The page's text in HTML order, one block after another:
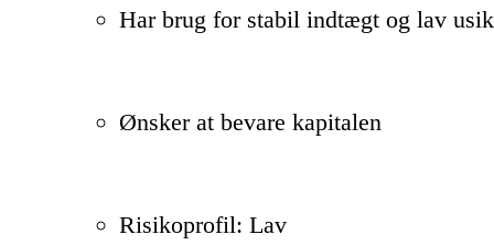
Har brug for stabil indtægt og lav
Ønsker at bevare kapitalen
Risikoprofil: Lav